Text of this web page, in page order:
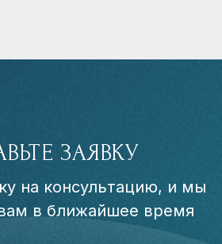
ЗАЯВКУ
на консультацию, и мы
в ближайшее время